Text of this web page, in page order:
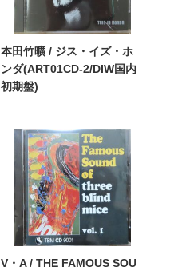
本田竹曠 / ジス・イズ・ホ
ンダ(ART01CD-2/DIW国内
初期盤)
V・A / THE FAMOUS SOU